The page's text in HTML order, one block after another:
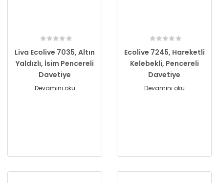
Liva Ecolive 7035, Altın
Yaldızlı, İsim Pencereli
Davetiye
Devamını oku
Ecolive 7245, Hareketli
Kelebekli, Pencereli
Davetiye
Devamını oku